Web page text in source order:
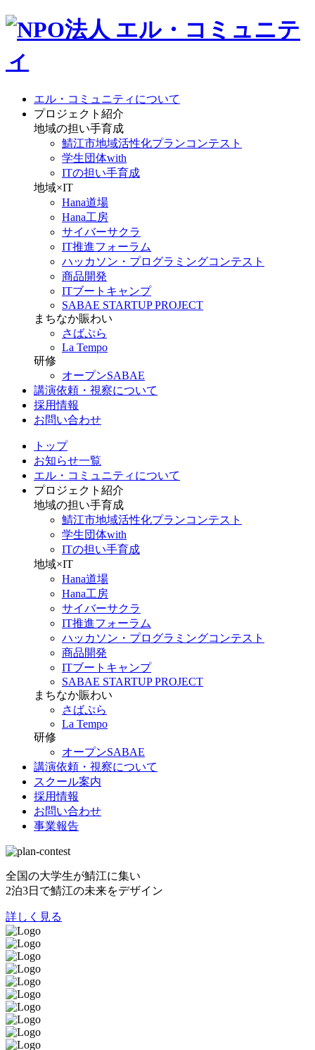
エル・コミュニティについて
プロジェクト紹介
地域の担い手育成
鯖江市地域活性化プランコンテスト
学生団体with
ITの担い手育成
地域×IT
Hana道場
Hana工房
サイバーサクラ
IT推進フォーラム
ハッカソン・プログラミングコンテスト
商品開発
ITブートキャンプ
SABAE STARTUP PROJECT
まちなか賑わい
さばぷら
La Tempo
研修
オープンSABAE
講演依頼・視察について
採用情報
お問い合わせ
トップ
お知らせ一覧
エル・コミュニティについて
プロジェクト紹介
地域の担い手育成
鯖江市地域活性化プランコンテスト
学生団体with
ITの担い手育成
地域×IT
Hana道場
Hana工房
サイバーサクラ
IT推進フォーラム
ハッカソン・プログラミングコンテスト
商品開発
ITブートキャンプ
SABAE STARTUP PROJECT
まちなか賑わい
さばぷら
La Tempo
研修
オープンSABAE
講演依頼・視察について
スクール案内
採用情報
お問い合わせ
事業報告
全国の大学生が鯖江に集い
2泊3日で鯖江の未来をデザイン
詳しく見る